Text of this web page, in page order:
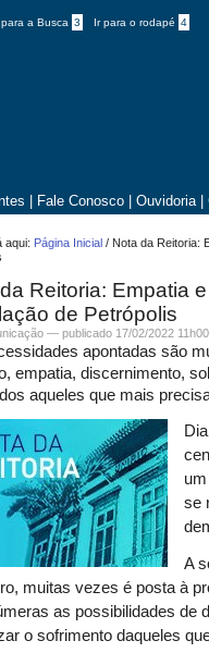
para a Busca 3 Ir para o rodapé 4
Fale Conosco Ouvidoria
aqui: Página Inicial / Nota da Reitoria:
Reitoria: Empatia
de Petrópolis
—publicado 17/02/2022
apontadas são
empatia, discernimento,
aqueles que mais
se
A
muitas vezes é posta à
as possibilidades de
o sofrimento daqueles